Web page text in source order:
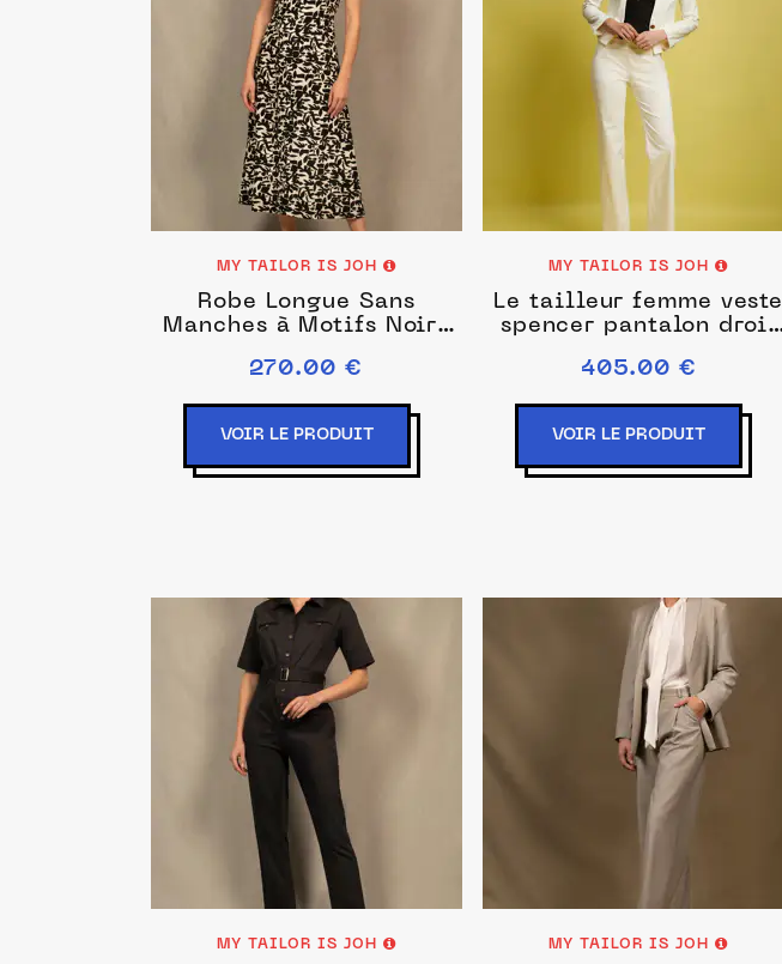
MY TAILOR IS JOH
Robe Longue Sans
Manches à Motifs Noirs
270.00 €
VOIR LE PRODUIT
MY TAILOR IS JOH
Le tailleur femme veste
spencer pantalon droit
405.00 €
VOIR LE PRODUIT
MY TAILOR IS JOH MY TAILOR IS JOH